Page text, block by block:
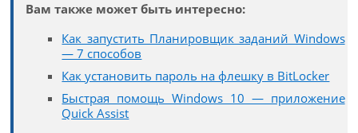
Вам также может быть интересно:
Как запустить Планировщик заданий Windows
— 7 способов
Как установить пароль на флешку в BitLocker
Быстрая помощь Windows 10 — приложение
Quick Assist